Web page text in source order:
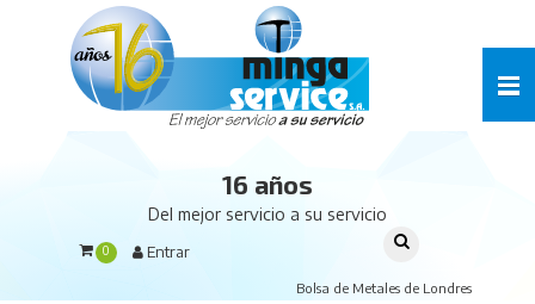
16 años
Del mejor servicio a su servicio
0 Entrar
Bolsa de Metales de Londres